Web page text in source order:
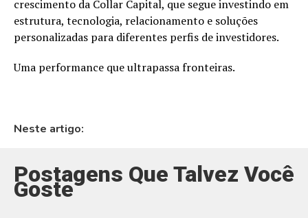
crescimento da Collar Capital, que segue investindo em
estrutura, tecnologia, relacionamento e soluções
personalizadas para diferentes perfis de investidores.
Uma performance que ultrapassa fronteiras.
Neste artigo:
Postagens Que Talvez Você
Goste